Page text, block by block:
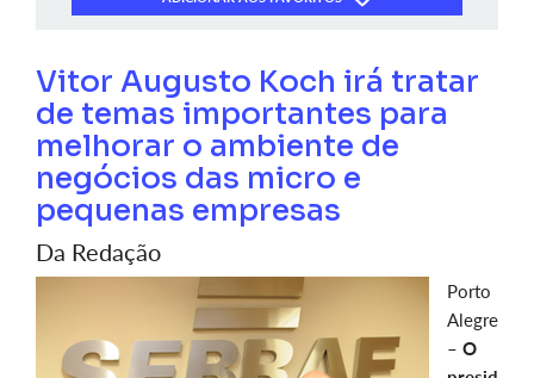
Vitor Augusto Koch irá tratar
de temas importantes para
melhorar o ambiente de
negócios das micro e
pequenas empresas
Da Redação
Porto
Alegre
– O